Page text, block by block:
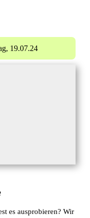
19.07.24
es ausprobieren? Wir